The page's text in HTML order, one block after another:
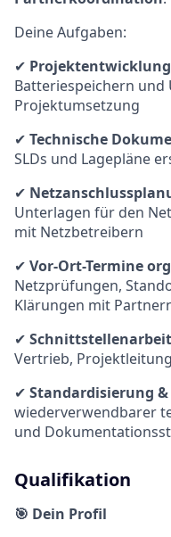
Deine Aufgaben:
✔ Projektentwicklung
Batteriespeichern
Projektumsetzung
✔ Technische
SLDs und Lagepläne
✔
Unterlagen für den
mit Netzbetreibern
✔ Vor-Ort-Termine
Netzprüfungen,
Klärungen mit
✔ Schnittstellenarbeit
Vertrieb,
✔ Standardisierung
wiederverwendbarer
und
Qualifikation
🎯 Dein Profil